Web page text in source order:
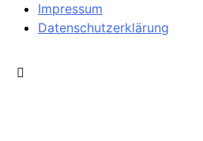
Impressum
Datenschutzerklärung